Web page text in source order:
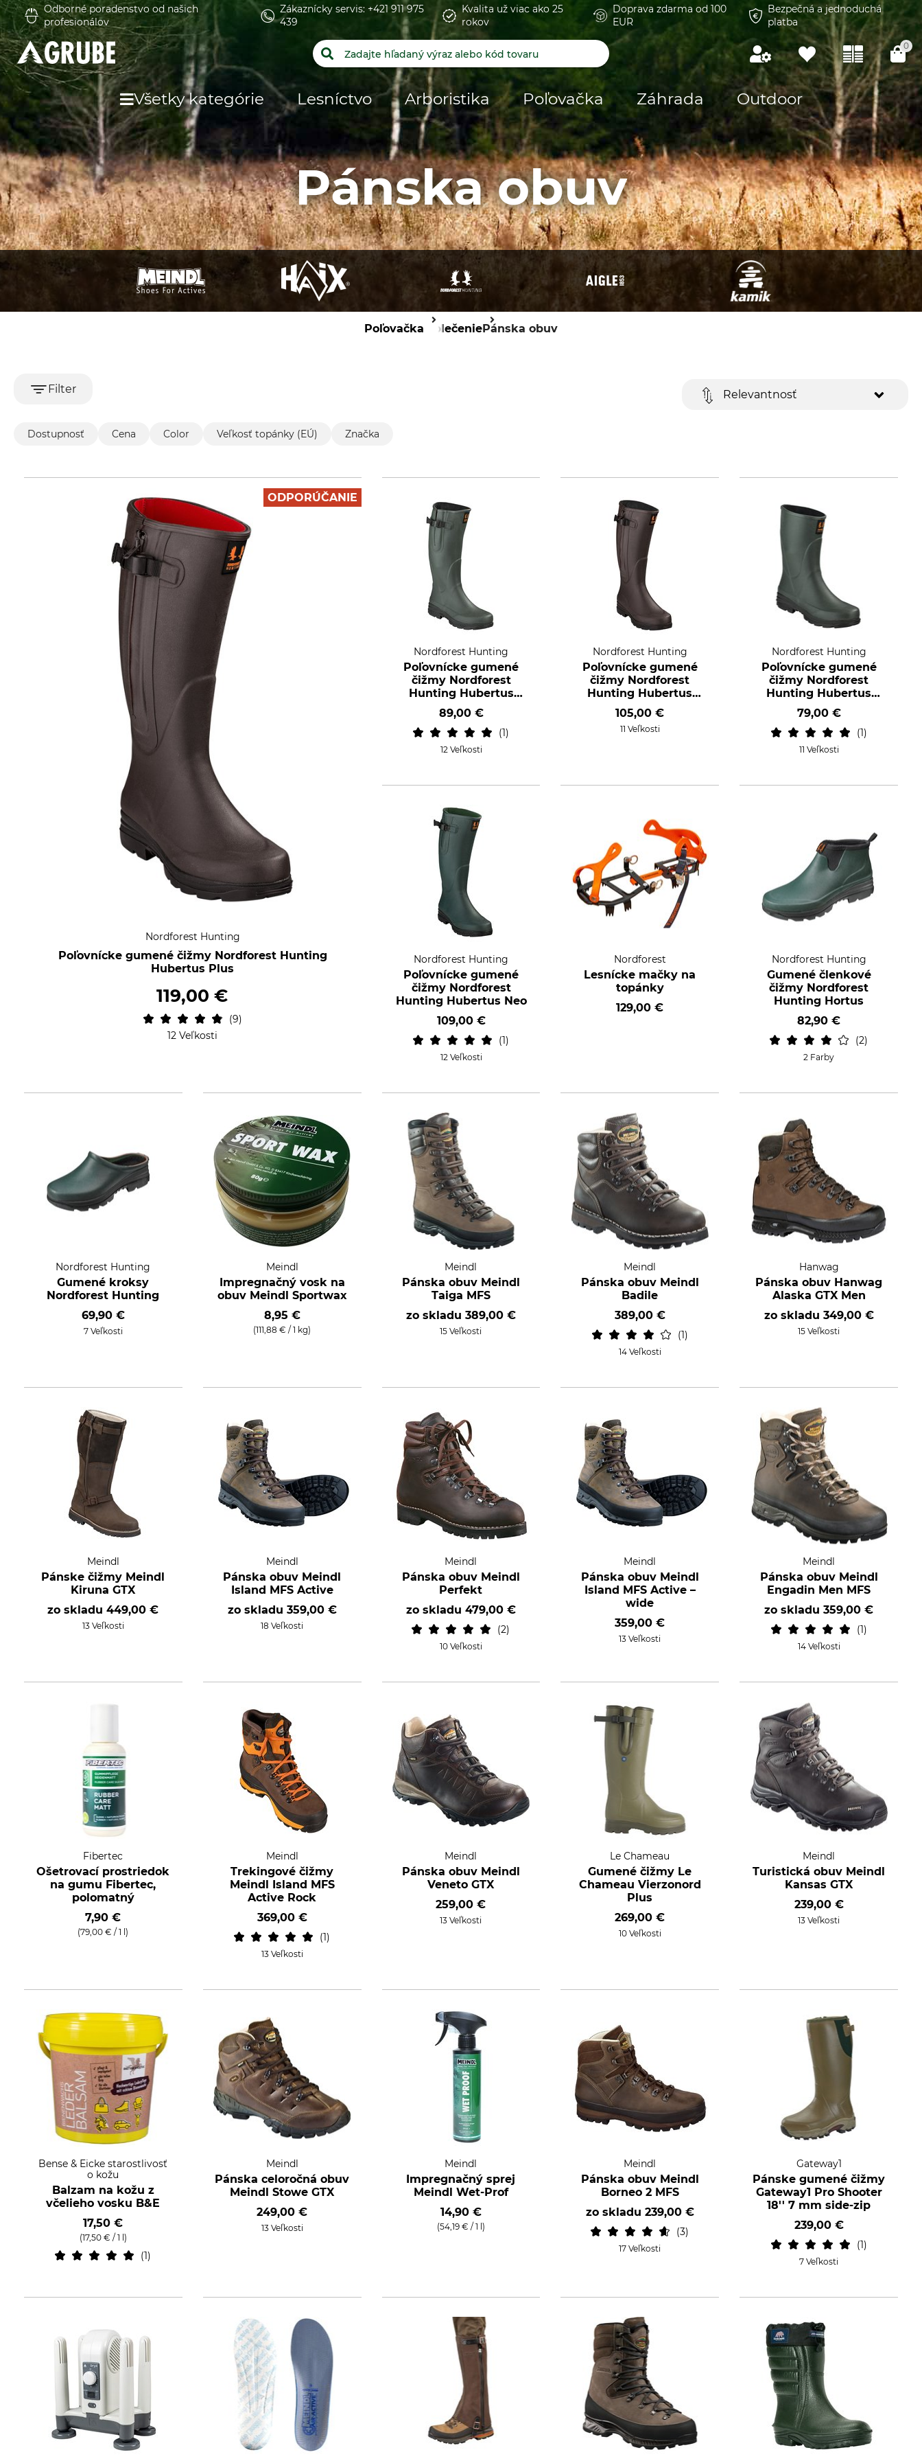
Odborné poradenstvo od našich
profesionálov
Zákaznícky servis: +421 911 975
439
Kvalita už viac ako 25
rokov
Doprava zdarma od 100
EUR
Bezpečná a jednoduchá
platba
0
Všetky kategórie Lesníctvo Arboristika Poľovačka Záhrada Outdoor
Pánska obuv
Poľovačka OblečeniePánska obuv
Filter Relevantnosť
Dostupnosť Cena Color Veľkosť topánky (EÚ) Značka
ODPORÚČANIE
Nordforest Hunting
Poľovnícke gumené čižmy Nordforest Hunting
Hubertus Plus
119,00 €
9
12 Veľkosti
Nordforest Hunting
Poľovnícke gumené
čižmy Nordforest
Hunting Hubertus
Light
89,00 €
1
12 Veľkosti
Nordforest Hunting
Poľovnícke gumené
čižmy Nordforest
Hunting Hubertus
Light Zip
105,00 €
11 Veľkosti
Nordforest Hunting
Poľovnícke gumené
čižmy Nordforest
Hunting Hubertus
Short
79,00 €
1
11 Veľkosti
Nordforest Hunting
Poľovnícke gumené
čižmy Nordforest
Hunting Hubertus Neo
109,00 €
1
12 Veľkosti
Nordforest
Lesnícke mačky na
topánky
129,00 €
Nordforest Hunting
Gumené členkové
čižmy Nordforest
Hunting Hortus
82,90 €
2
2 Farby
Nordforest Hunting
Gumené kroksy
Nordforest Hunting
69,90 €
7 Veľkosti
Meindl
Impregnačný vosk na
obuv Meindl Sportwax
8,95 €
(111,88 € / 1 kg)
Meindl
Pánska obuv Meindl
Taiga MFS
zo skladu 389,00 €
15 Veľkosti
Meindl
Pánska obuv Meindl
Badile
389,00 €
1
14 Veľkosti
Hanwag
Pánska obuv Hanwag
Alaska GTX Men
zo skladu 349,00 €
15 Veľkosti
Meindl
Pánske čižmy Meindl
Kiruna GTX
zo skladu449,00 €
13 Veľkosti
Meindl
Pánska obuv Meindl
Island MFS Active
zo skladu 359,00 €
18 Veľkosti
Meindl
Pánska obuv Meindl
Perfekt
zo skladu 479,00 €
2
10 Veľkosti
Meindl
Pánska obuv Meindl
Island MFS Active –
wide
359,00 €
13 Veľkosti
Meindl
Pánska obuv Meindl
Engadin Men MFS
zo skladu359,00 €
1
14 Veľkosti
Fibertec
Ošetrovací prostriedok
na gumu Fibertec,
polomatný
7,90 €
(79,00 € / 1 l)
Meindl
Trekingové čižmy
Meindl Island MFS
Active Rock
369,00 €
1
13 Veľkosti
Meindl
Pánska obuv Meindl
Veneto GTX
259,00 €
13 Veľkosti
Le Chameau
Gumené čižmy Le
Chameau Vierzonord
Plus
269,00 €
10 Veľkosti
Meindl
Turistická obuv Meindl
Kansas GTX
239,00 €
13 Veľkosti
Bense & Eicke starostlivosť
o kožu
Balzam na kožu z
včelieho vosku B&E
17,50 €
(17,50 € / 1 l)
1
Meindl
Pánska celoročná obuv
Meindl Stowe GTX
249,00 €
13 Veľkosti
Meindl
Impregnačný sprej
Meindl Wet-Prof
14,90 €
(54,19 € / 1 l)
Meindl
Pánska obuv Meindl
Borneo 2 MFS
zo skladu 239,00 €
3
17 Veľkosti
Gateway1
Pánske gumené čižmy
Gateway1 Pro Shooter
18'' 7 mm side-zip
239,00 €
1
7 Veľkosti